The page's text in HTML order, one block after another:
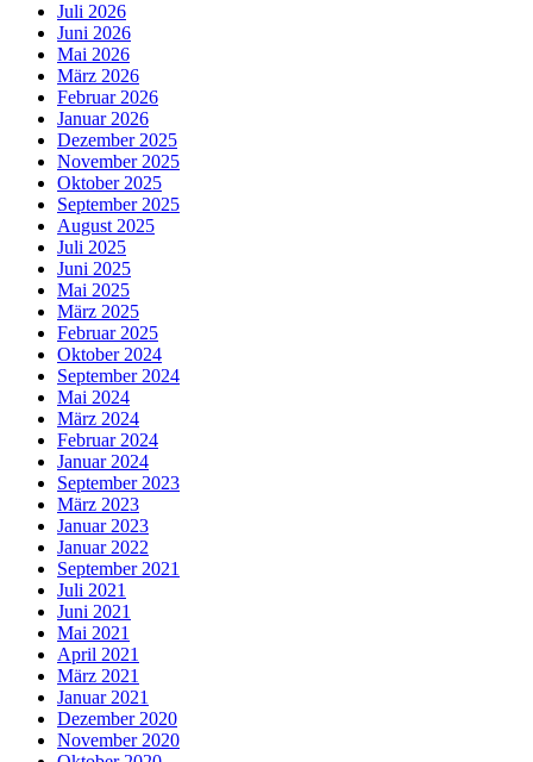
Juli 2026
Juni 2026
Mai 2026
März 2026
Februar 2026
Januar 2026
Dezember 2025
November 2025
Oktober 2025
September 2025
August 2025
Juli 2025
Juni 2025
Mai 2025
März 2025
Februar 2025
Oktober 2024
September 2024
Mai 2024
März 2024
Februar 2024
Januar 2024
September 2023
März 2023
Januar 2023
Januar 2022
September 2021
Juli 2021
Juni 2021
Mai 2021
April 2021
März 2021
Januar 2021
Dezember 2020
November 2020